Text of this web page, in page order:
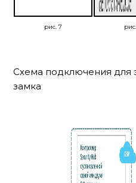
рис. 7
Схема подключения для
замка